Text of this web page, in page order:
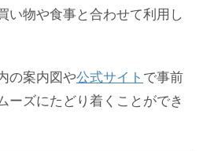
い物や食事と合わせて利用し
の案内図や公式サイト で事前
ーズにたどり着くことができ